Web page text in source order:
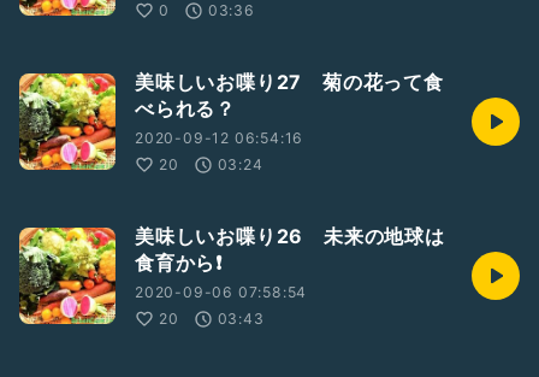
0
03:36
美味しいお喋り27 菊の花って食
べられる？
2020-09-12 06:54:16
20
03:24
美味しいお喋り26 未来の地球は
食育から❗
2020-09-06 07:58:54
20
03:43